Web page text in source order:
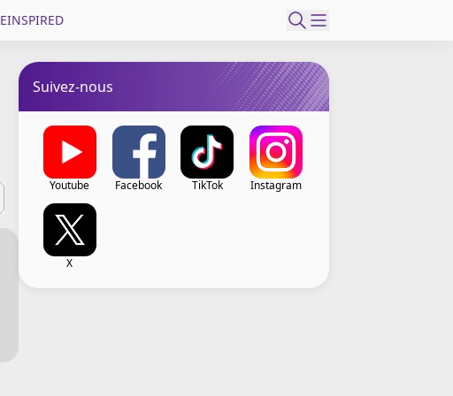
Suivez-nous
Youtube Facebook TikTok Instagram
X